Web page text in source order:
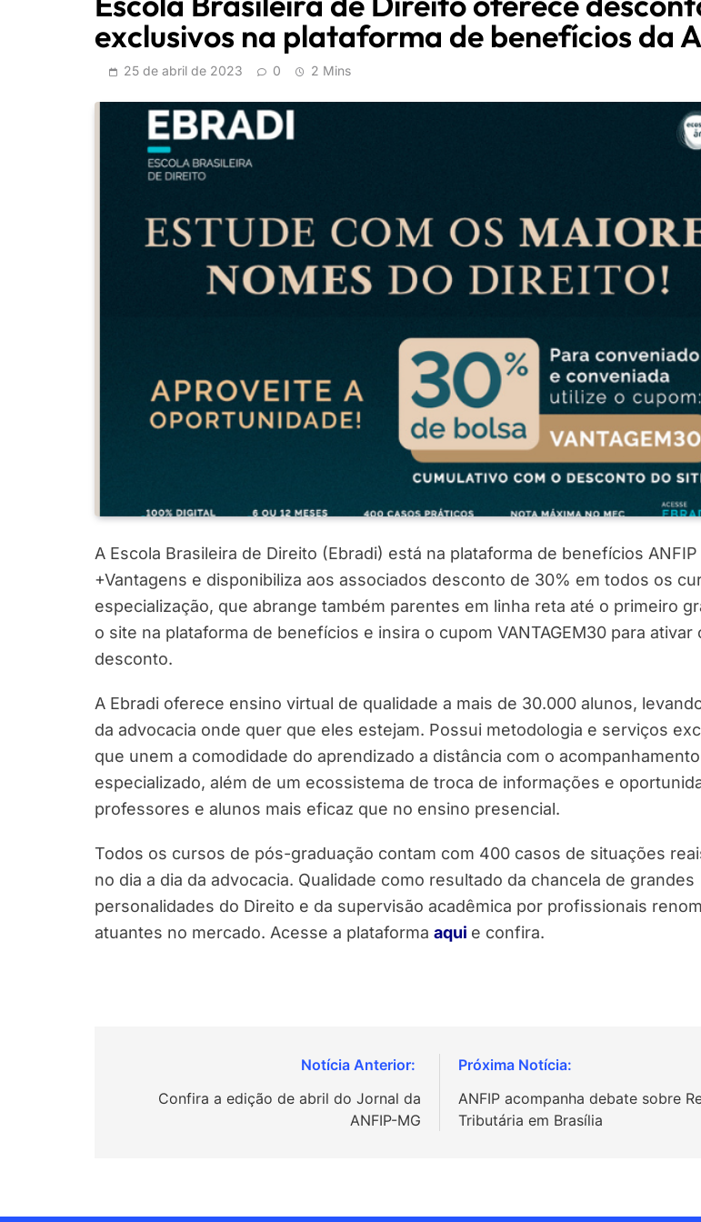
exclusivos na plataforma de benefícios da
25 de abril de 2023 0 2 Mins
A Escola Brasileira de Direito (Ebradi) está na plataforma de benefícios ANFIP
+Vantagens e disponibiliza aos associados desconto de 30% em todos os
especialização, que abrange também parentes em linha reta até o primeiro
o site na plataforma de benefícios e insira o cupom VANTAGEM30 para ativar
desconto.
A Ebradi oferece ensino virtual de qualidade a mais de 30.000 alunos,
da advocacia onde quer que eles estejam. Possui metodologia e serviços
que unem a comodidade do aprendizado a distância com o acompanhamento
especializado, além de um ecossistema de troca de informações e
professores e alunos mais eficaz que no ensino presencial.
Todos os cursos de pós-graduação contam com 400 casos de situações
no dia a dia da advocacia. Qualidade como resultado da chancela de grandes
personalidades do Direito e da supervisão acadêmica por profissionais
atuantes no mercado. Acesse a plataforma aqui e confira.
Confira a edição de abril do Jornal da
ANFIP-MG
ANFIP acompanha debate sobre
Tributária em Brasília